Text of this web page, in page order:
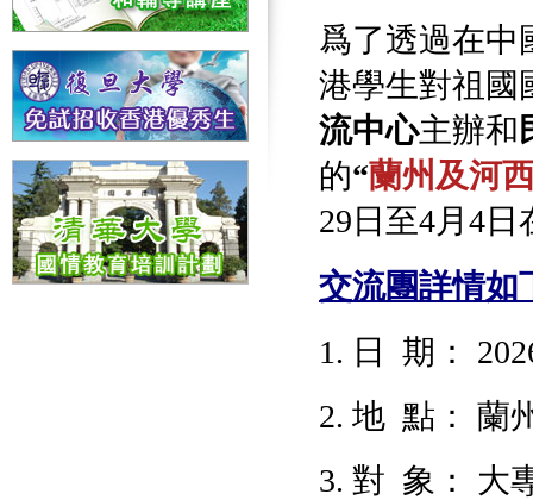
爲了透過在中
港學生對祖國
流中心主辦和
的“蘭州及河
29日至4月4
交流團詳情如
1. 日 期：
2. 地 點： 蘭
3. 對 象： 大